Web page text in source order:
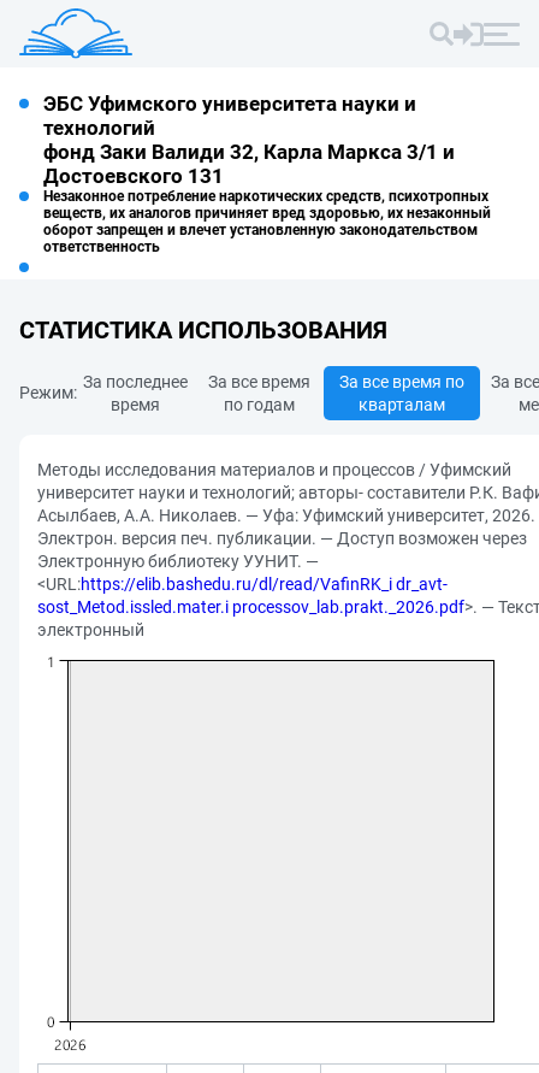
ЭБС Уфимского университета науки и
технологий
фонд Заки Валиди 32, Карла Маркса 3/1 и
Достоевского 131
Незаконное потребление наркотических средств, психотропных
веществ, их аналогов причиняет вред здоровью, их незаконный
оборот запрещен и влечет установленную законодательством
ответственность
СТАТИСТИКА ИСПОЛЬЗОВАНИЯ
Режим:
За последнее
время
За все время
по годам
За все время по
кварталам
За
Методы исследования материалов и процессов / Уфимский
университет науки и технологий; авторы- составители Р.К.
Асылбаев, А.А. Николаев. — Уфа: Уфимский университет,
Электрон. версия печ. публикации. — Доступ возможен через
Электронную библиотеку УУНИТ. —
<URL:https://elib.bashedu.ru/dl/read/VafinRK_i dr_avt-
sost_Metod.issled.mater.i processov_lab.prakt._2026.pdf>. —
электронный